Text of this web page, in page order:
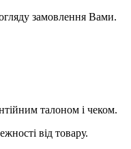
замовлення Вами.
талоном і чеком.
від товару.